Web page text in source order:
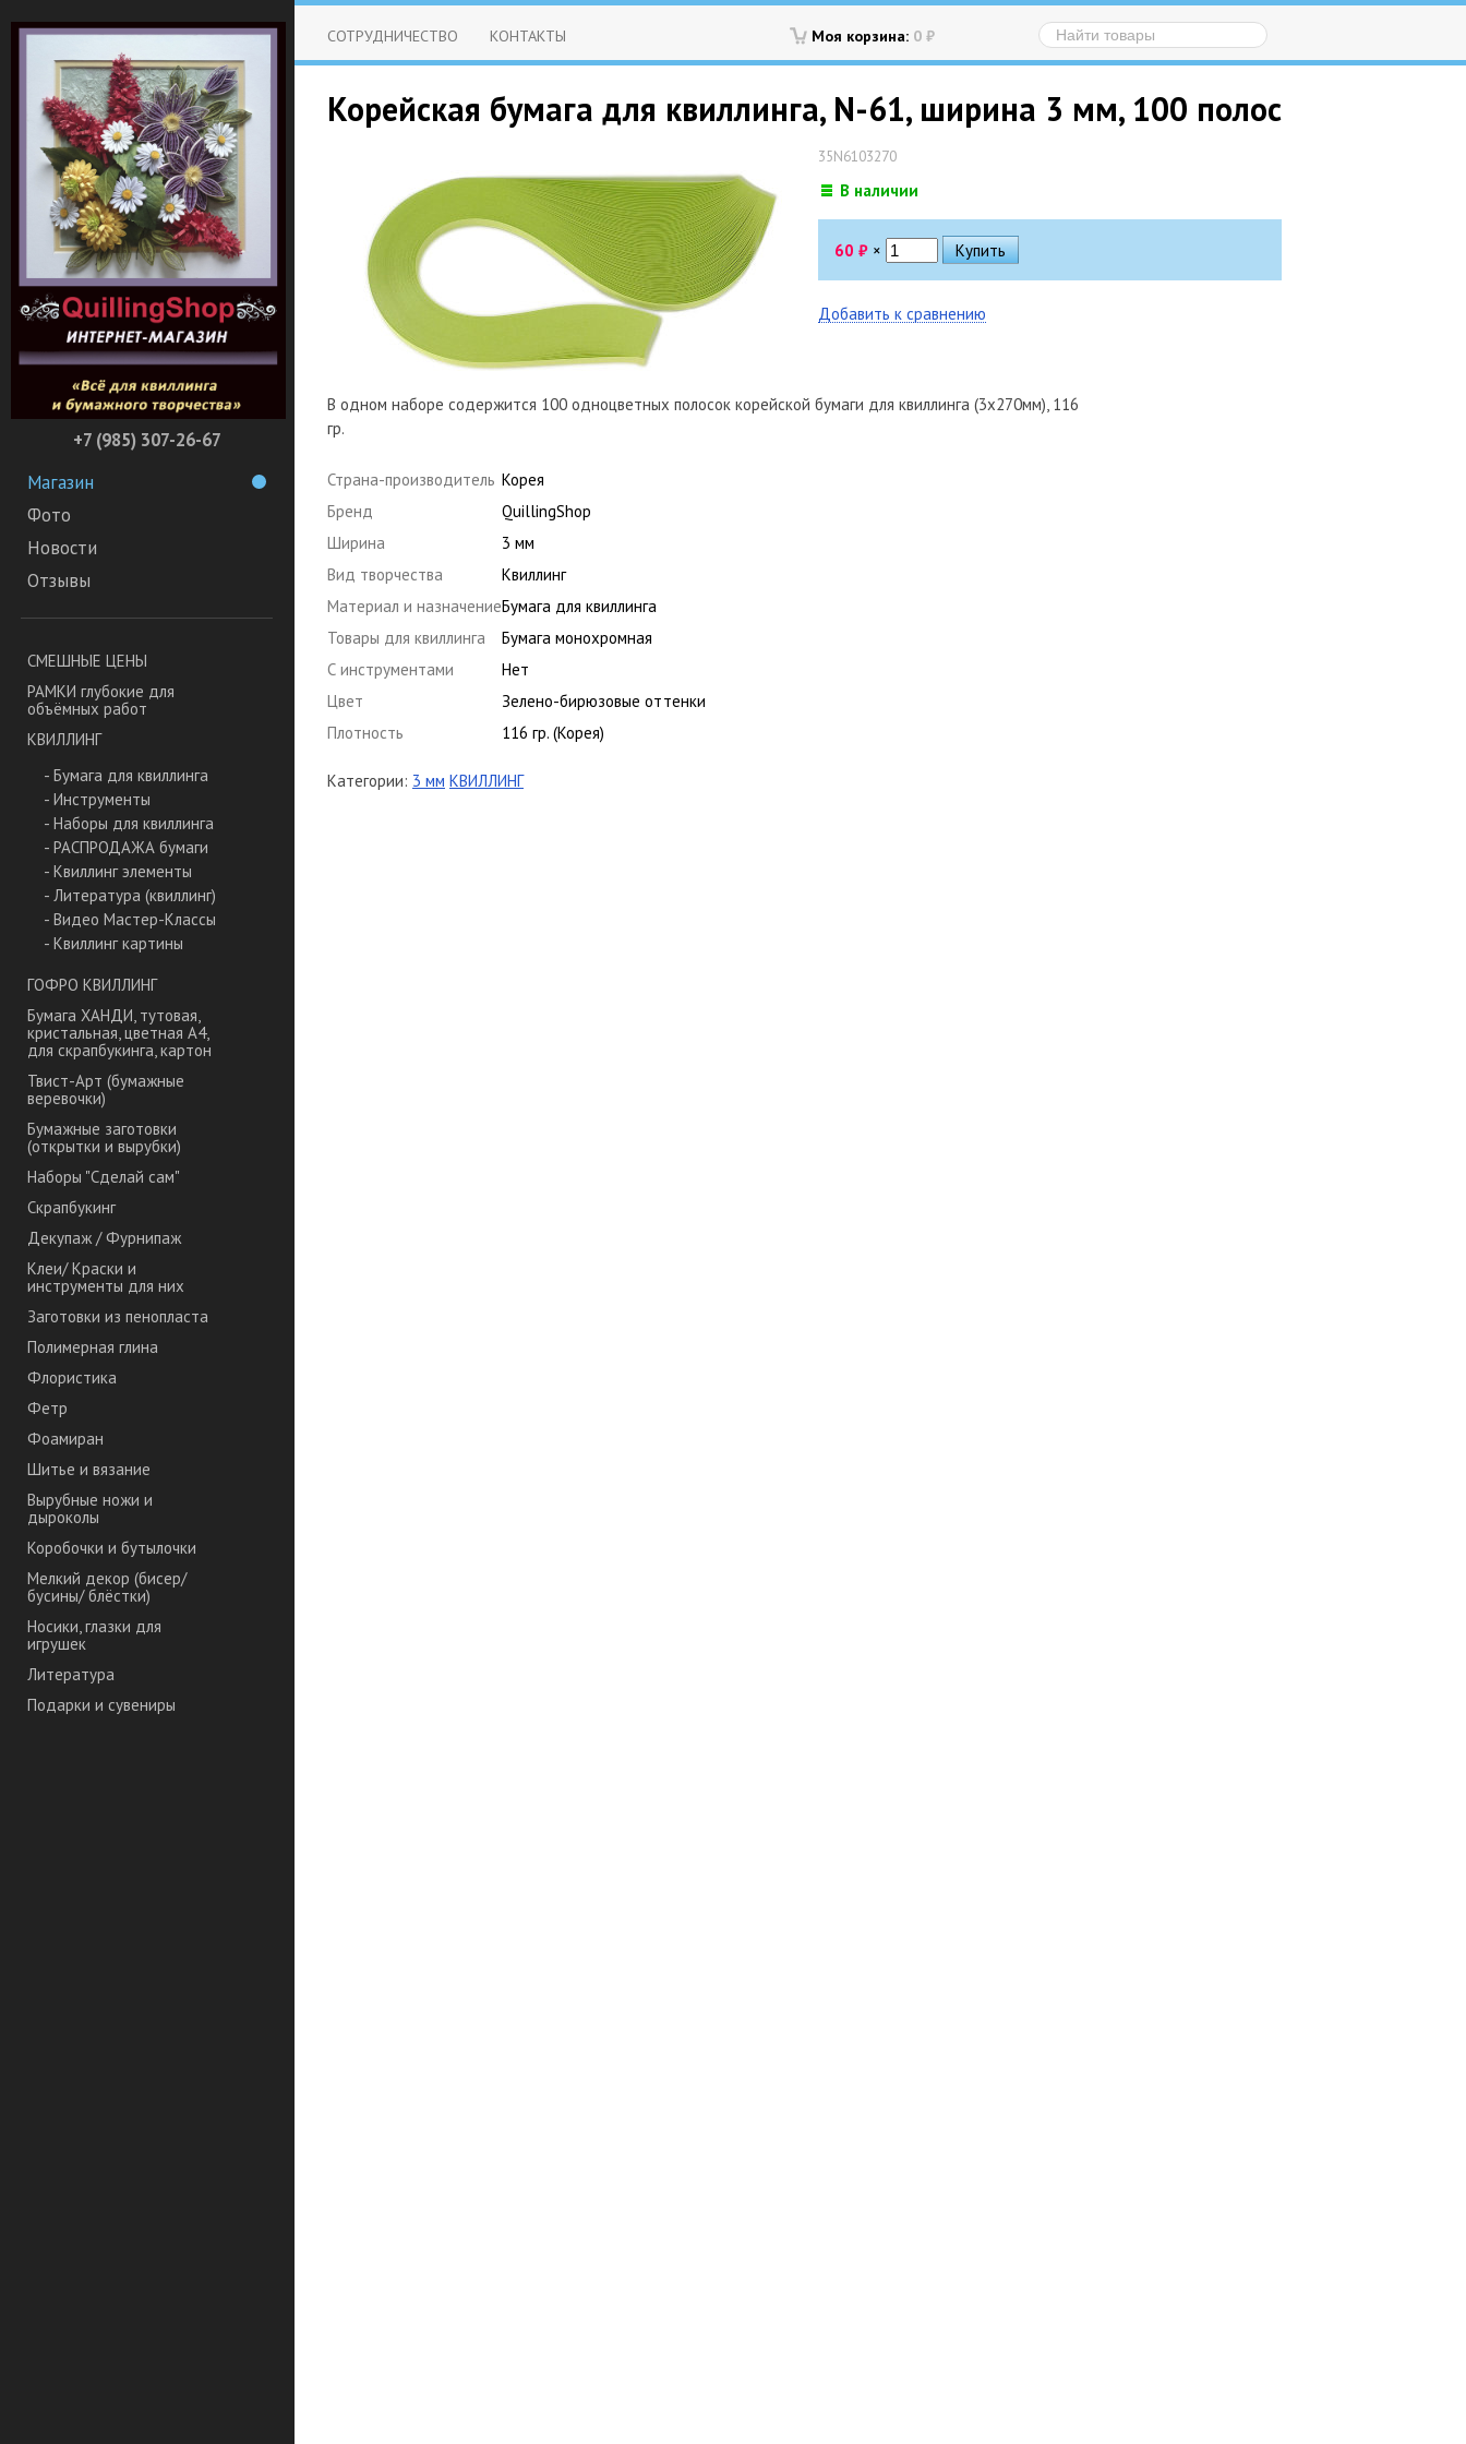
+7 (985) 307-26-67
Магазин
Фото
Новости
Отзывы
СМЕШНЫЕ ЦЕНЫ
РАМКИ глубокие для
объёмных работ
КВИЛЛИНГ
- Бумага для квиллинга
- Инструменты
- Наборы для квиллинга
- РАСПРОДАЖА бумаги
- Квиллинг элементы
- Литература (квиллинг)
- Видео Мастер-Классы
- Квиллинг картины
ГОФРО КВИЛЛИНГ
Бумага ХАНДИ, тутовая,
кристальная, цветная А4,
для скрапбукинга, картон
Твист-Арт (бумажные
веревочки)
Бумажные заготовки
(открытки и вырубки)
Наборы "Сделай сам"
Скрапбукинг
Декупаж / Фурнипаж
Клеи/ Краски и
инструменты для них
Заготовки из пенопласта
Полимерная глина
Флористика
Фетр
Фоамиран
Шитье и вязание
Вырубные ножи и
дыроколы
Коробочки и бутылочки
Мелкий декор (бисер/
бусины/ блёстки)
Носики, глазки для
игрушек
Литература
Подарки и сувениры
Моя корзина: 0 ₽
СОТРУДНИЧЕСТВО КОНТАКТЫ
Корейская бумага для квиллинга, N-61, ширина 3 мм, 100 полос
35N6103270
В наличии
60 ₽ ×
Добавить к сравнению
В одном наборе содержится 100 одноцветных полосок корейской бумаги для квиллинга (3х270мм), 116
гр.
Страна-производитель Корея
Бренд
QuillingShop
Ширина
3 мм
Вид творчества
Квиллинг
Материал и назначениеБумага для квиллинга
Товары для квиллинга
Бумага монохромная
С инструментами
Нет
Цвет
Зелено-бирюзовые оттенки
Плотность
116 гр. (Корея)
Категории: 3 мм КВИЛЛИНГ